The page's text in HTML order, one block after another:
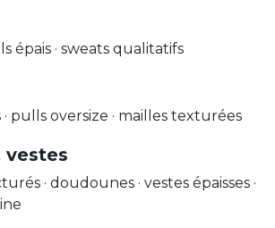
épais · sweats qualitatifs
pulls oversize · mailles texturées
vestes
· doudounes · vestes épaisses ·